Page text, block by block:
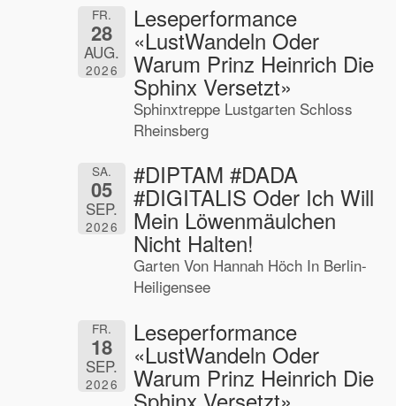
FR.
28
AUG.
2026
Leseperformance
«LustWandeln Oder
Warum Prinz Heinrich Die
Sphinx Versetzt»
Sphinxtreppe Lustgarten Schloss
Rheinsberg
SA.
05
SEP.
2026
#DIPTAM #DADA
#DIGITALIS Oder Ich Will
Mein Löwenmäulchen
Nicht Halten!
Garten Von Hannah Höch In Berlin-
Heiligensee
FR.
18
SEP.
2026
Leseperformance
«LustWandeln Oder
Warum Prinz Heinrich Die
Sphinx Versetzt»